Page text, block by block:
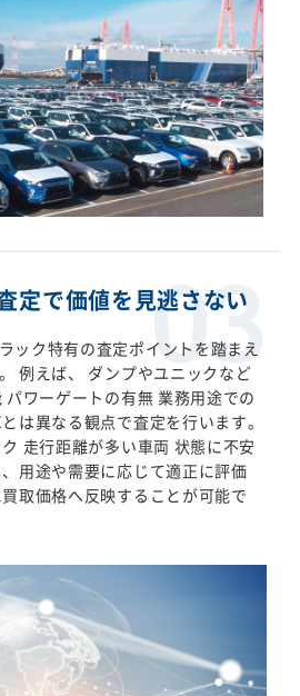
定で価値を見逃さない
ック特有の査定ポイントを踏まえ
例えば、 ダンプやユニックなど
ワーゲートの有無 業務用途での
は異なる観点で査定を行います。
走行距離が多い車両 状態に不安
用途や需要に応じて適正に評価
取価格へ反映することが可能で